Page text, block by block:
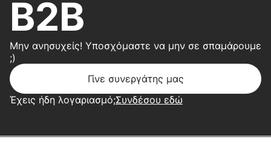
B2B
Μην ανησυχείς! Υποσχόμαστε να μην σε σπαμάρουμε
;)
Γίνε συνεργάτης μας
Έχεις ήδη λογαριασμό;Συνδέσου εδώ